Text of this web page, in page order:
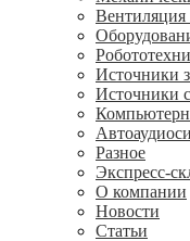
Вентиляция
Источники
Источники
Разное
Экспресс-
О компании
Новости
Статьи